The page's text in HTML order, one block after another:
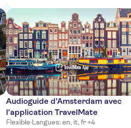
Audioguide d'Amsterdam avec
l'application TravelMate
Flexible·Langues: en, it, fr +4